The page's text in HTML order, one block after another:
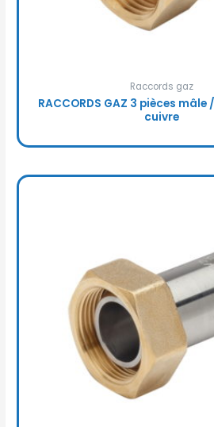
Raccords gaz
RACCORDS GAZ 3 pièces
cuivre